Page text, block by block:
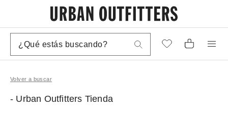
Volver a buscar
- Urban Outfitters Tienda